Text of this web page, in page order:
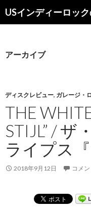
USインディーロッ
索
ン
キ
ッ
アーカイブ
ディスクレビュー, ガレージ・
THE
STIJL” / ザ
ライプス
2018年9月12日 コメ